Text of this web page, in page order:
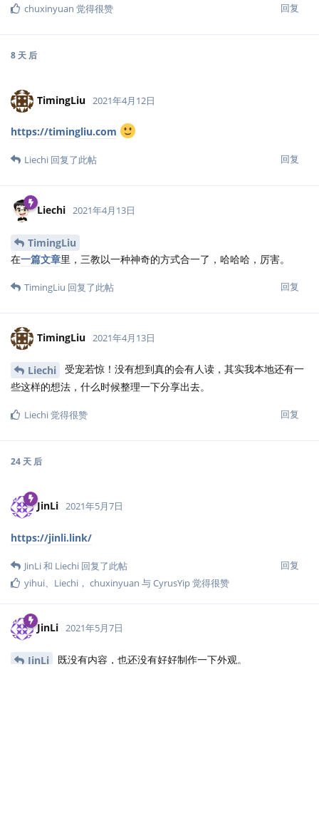
回复
chuxinyuan 觉得很赞
8 天 后
TimingLiu 2021年4月12日
https://timingliu.com
回复
Liechi 回复了此帖
Liechi 2021年4月13日
TimingLiu
在一篇文章里，三教以一种神奇的方式合一了，哈哈哈，厉害。
回复
TimingLiu 回复了此帖
TimingLiu 2021年4月13日
Liechi
受宠若惊！没有想到真的会有人读，其实我本地还有一
些这样的想法，什么时候整理一下分享出去。
回复
Liechi觉得很赞
24 天 后
JinLi 2021年5月7日
https://jinli.link/
回复
JinLi和 Liechi 回复了此帖
yihui、 Liechi ， chuxinyuan 与CyrusYip觉得很赞
JinLi 2021年5月7日
JinLi 既没有内容，也还没有好好制作一下外观。